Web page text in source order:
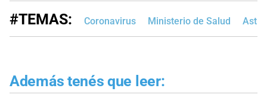
#TEMAS: Coronavirus Ministerio de Salud
Además tenés que leer: